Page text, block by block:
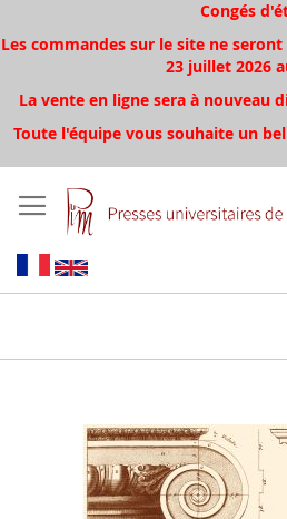
Congés
Les commandes sur le site ne
23 juillet 2026
La vente en ligne sera à nouveau
Toute l'équipe vous souhaite un